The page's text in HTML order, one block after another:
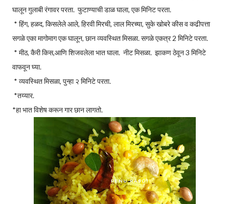
घालून गुलाबी रंगावर परता. फुटाण्याची डाळ घाला, एक मिनिट परता.
* हिंग, हळद, किसलेले आले, हिरवी मिरची, लाल मिरच्या, सुके खोबरे कीस व कढीपत्ता
सगळे एका मागोमाग एक घालून, छान व्यवस्थित मिसळा. सगळे एकत्र 2 मिनिटे परता.
* मीठ, कैरी किस,आणि शिजवलेला भात घाला. नीट मिसळा. झाकण ठेवून 3 मिनिटे
वाफवून घ्या.
* व्यवस्थित मिसळा, पुन्हा २ मिनिटे परता.
*तय्यार.
*हा भात विशेष करून गार छान लागतो.